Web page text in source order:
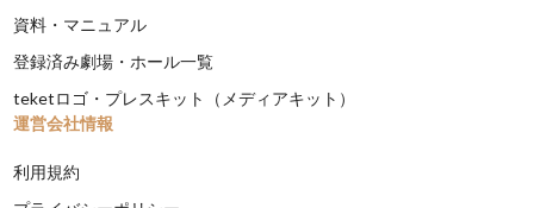
資料・マニュアル
登録済み劇場・ホール一覧
teketロゴ・プレスキット（メディアキット）
運営会社情報
利用規約